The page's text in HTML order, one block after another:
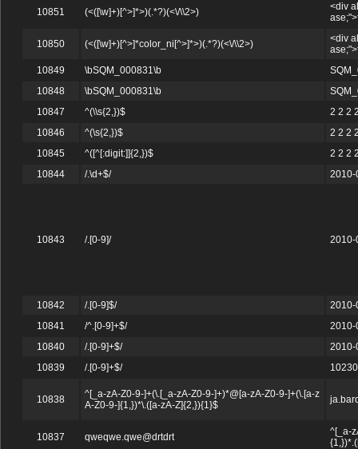
10851 (<([\w]+)[^>]*>)(.*?)(<\/\\2>)
<div
10850 (<([\w]+)[^>]*color_ni[^>]*>)(.*?)(<\/\\2>)
<div
10849
\bSQM_000831\b
10848
\bSQM_000831\b
10847
^(\\s{2,})$
2 2 2
10846
^(\s{2,})$
2 2 2
10845
^([^[:digit:]]{2,})$
2 2 2
10844
/.\d+$/ 2010-
10843 /.[0-9]/ 2010-
10842 /.[0-9]$/
2010-
10841
/^.[0-9]+$/
2010-
10840
/.[0-9]+$/
2010-
10839
/.[0-9]+$/
10838
^[_a-zA-Z0-9-]+(\.[_a-zA-Z0-9-]+)*@[a-zA-Z0-9-]+(\.[a-z
A-Z0-9-]{1,})*\.([a-zA-Z]{2,}){1}$
10837 qweqwe.qwe@drtdrt
^[_a-